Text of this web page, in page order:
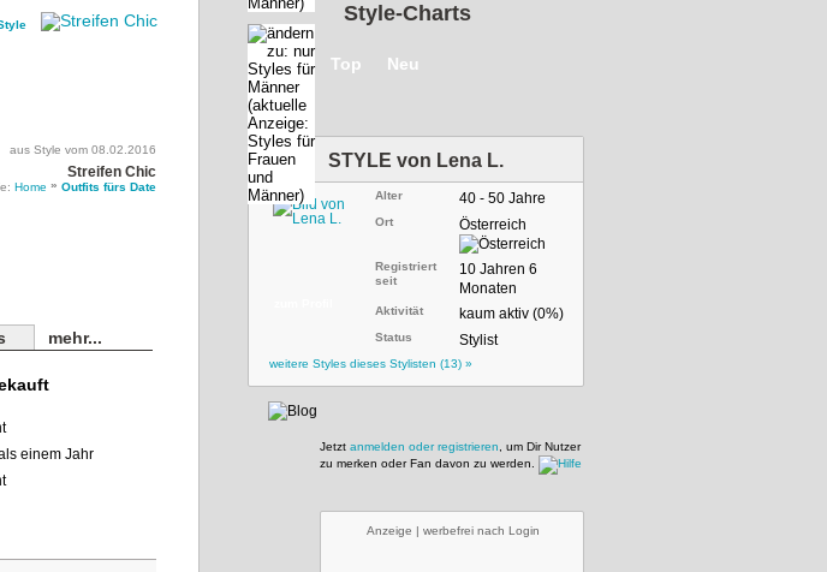
aus Style vom 08.02.2016
Streifen Chic
Home » Outfits fürs Date
mehr...
einem Jahr
Style-Charts
Top Neu
STYLE von Lena L.
Alter 40 - 50 Jahre
Ort Österreich
Registriert
seit
10 Jahren 6
Monaten
Aktivität kaum aktiv (0%)
Status Stylist
weitere Styles dieses Stylisten (13) »
Jetzt anmelden oder registrieren , um Dir Nutzer
zu merken oder Fan davon zu werden.
Anzeige | werbefrei nach Login